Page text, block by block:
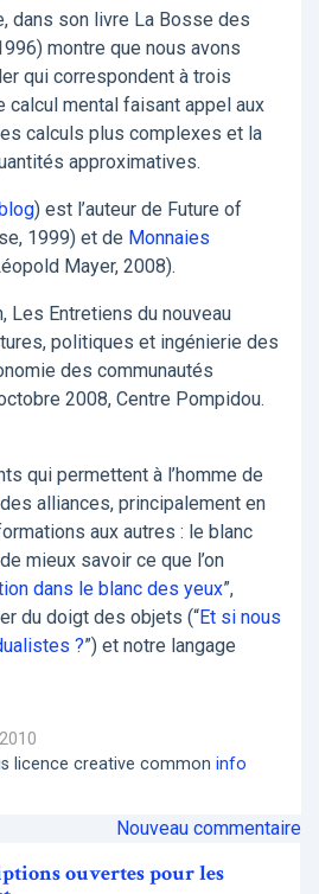
dans son livre La Bosse des
montre que nous avons
qui correspondent à trois
calcul mental faisant appel aux
calculs plus complexes et la
approximatives.
blog) est l’auteur de Future of
1999) et de Monnaies
Mayer, 2008).
Les Entretiens du nouveau
politiques et ingénierie des
des communautés
2008, Centre Pompidou.
qui permettent à l’homme de
alliances, principalement en
aux autres : le blanc
mieux savoir ce que l’on
dans le blanc des yeux”,
du doigt des objets (“Et si nous
?”) et notre langage
licence creative common info
Nouveau commentaire
ouvertes pour les